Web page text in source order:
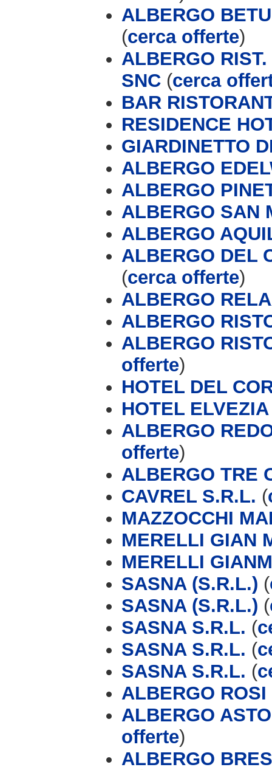
ALBERGO
(cerca offerte)
ALBERGO
SNC (cerca
BAR
RESIDENCE
GIARDINETTO
ALBERGO
ALBERGO
ALBERGO SAN
ALBERGO
ALBERGO DEL
(cerca offerte)
ALBERGO
ALBERGO
ALBERGO
offerte)
HOTEL DEL
HOTEL
ALBERGO
offerte)
ALBERGO TRE
CAVREL S.R.L. (
MAZZOCCHI
MERELLI GIAN
MERELLI
SASNA (S.R.L.) (
SASNA (S.R.L.) (
SASNA S.R.L. (
SASNA S.R.L. (
SASNA S.R.L. (
ALBERGO ROSI
ALBERGO
offerte)
ALBERGO